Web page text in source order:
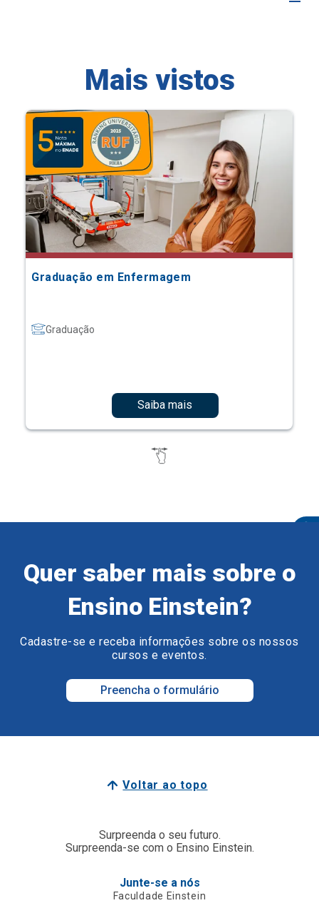
Mais vistos
Graduação em Enfermagem
Graduação
Saiba mais
Quer saber mais sobre o
Ensino Einstein?
Cadastre-se e receba informações sobre os nossos
cursos e eventos.
Preencha o formulário
Voltar ao topo
Surpreenda o seu futuro.
Surpreenda-se com o Ensino Einstein.
Junte-se a nós
Faculdade Einstein